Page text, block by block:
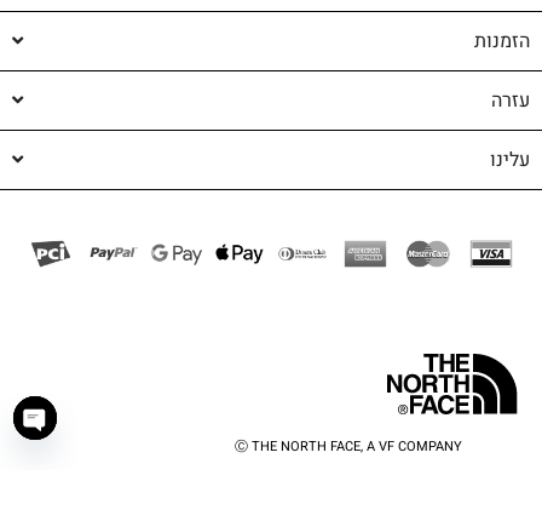
הזמנות
עזרה
עלינו
Ⓒ THE NORTH FACE, A VF COMPANY